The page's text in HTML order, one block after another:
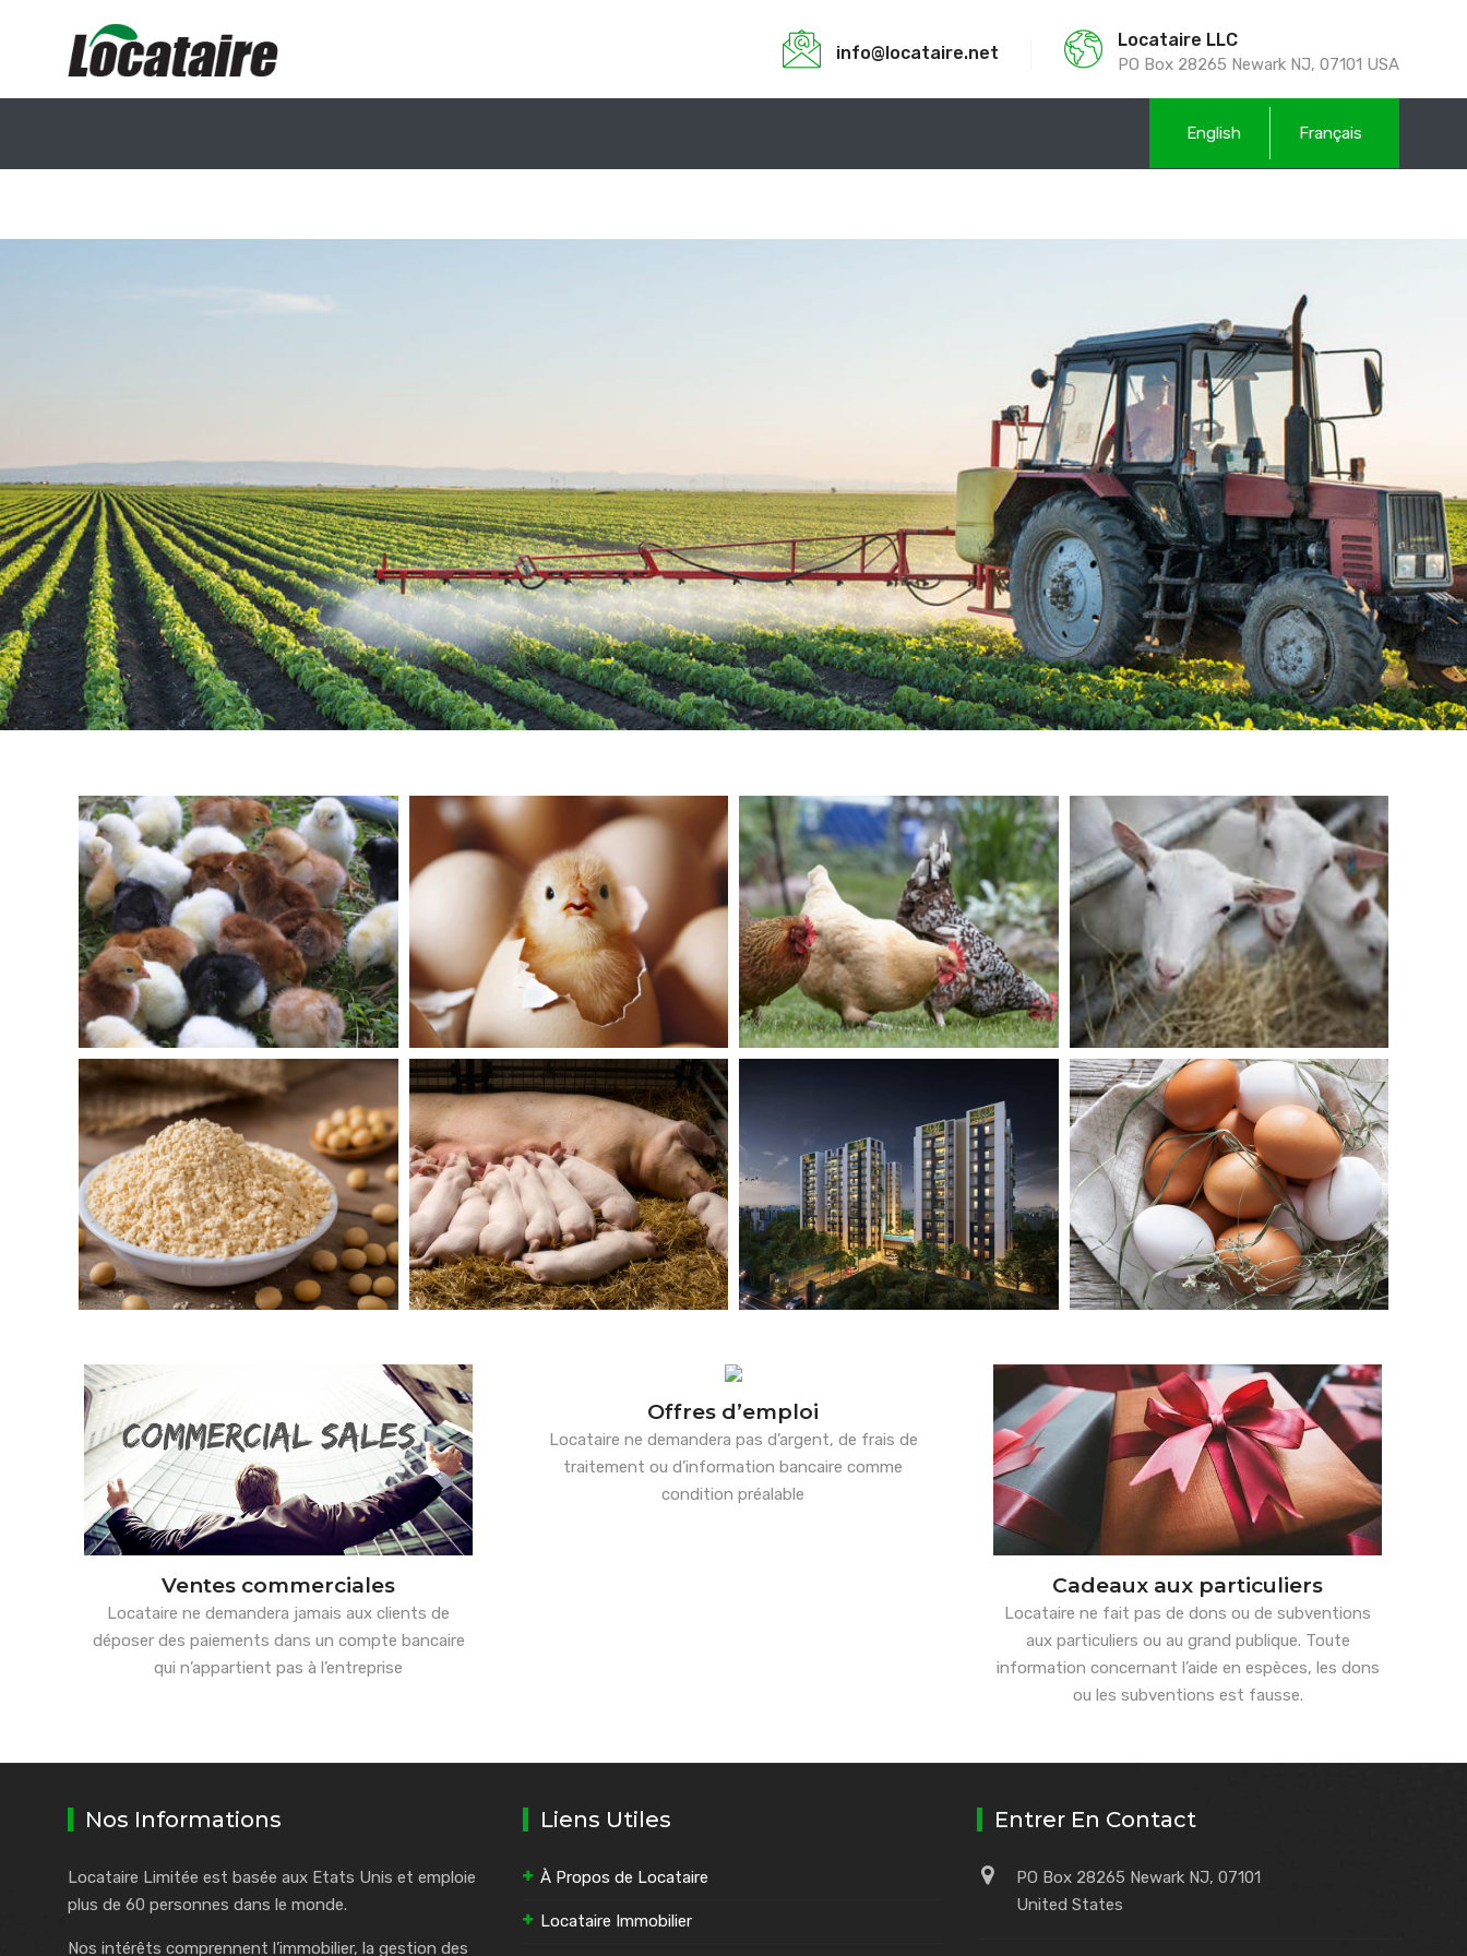
info@locataire.net
Locataire LLC
PO Box 28265 Newark NJ, 07101 USA
English Français
Ventes commerciales
Locataire ne demandera jamais aux clients de
déposer des paiements dans un compte bancaire
qui n’appartient pas à l’entreprise
Offres d’emploi
Locataire ne demandera pas d’argent, de frais de
traitement ou d’information bancaire comme
condition préalable
Cadeaux aux particuliers
Locataire ne fait pas de dons ou de subventions
aux particuliers ou au grand publique. Toute
information concernant l’aide en espèces, les dons
ou les subventions est fausse.
Nos Informations
Locataire Limitée est basée aux Etats Unis et emploie
plus de 60 personnes dans le monde.
Nos intérêts comprennent l’immobilier, la gestion des
Liens Utiles
À Propos de Locataire
Locataire Immobilier
Entrer En Contact
PO Box 28265 Newark NJ, 07101
United States